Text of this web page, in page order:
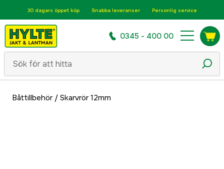
30 dagars öppet köp Snabba leveranser Personlig service
0345 - 400 00
Båttillbehör/ Skarvrör 12mm